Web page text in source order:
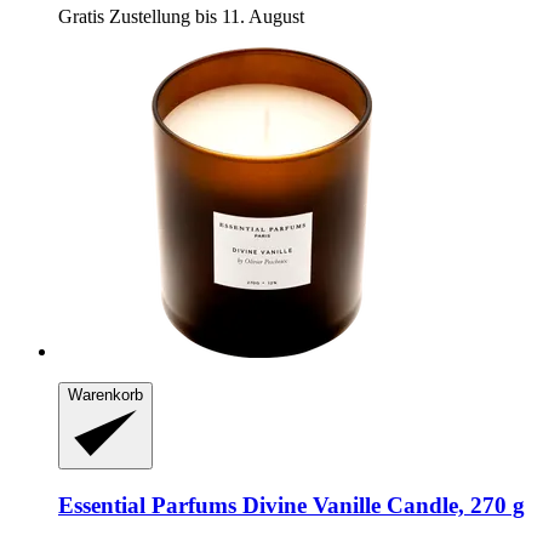
Gratis Zustellung bis 11. August
Warenkorb
Essential Parfums Divine Vanille Candle, 270 g